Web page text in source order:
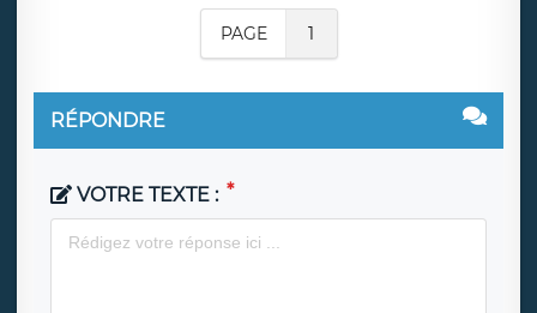
PAGE 1
RÉPONDRE
VOTRE TEXTE :